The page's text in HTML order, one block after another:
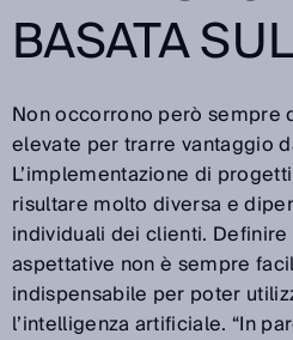
BASATA
Non occorrono però sempre
elevate per trarre vantaggio
L’implementazione di
risultare molto diversa e
individuali dei clienti.
aspettative non è sempre
indispensabile per poter
l’intelligenza artificiale. “In